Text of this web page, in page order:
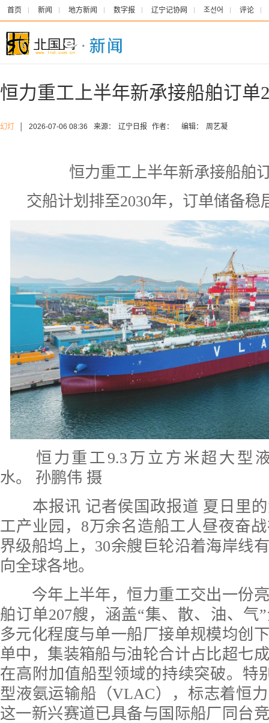
首页 新闻 地方新闻 数字报 辽宁记协网 조선어 评论
恒力重工上半年新承接船舶订单
幻灯 2026-07-06 08:36 来源： 辽宁日报 作者： 编辑： 周艺凝
恒力重工上半年新承接船舶
交船计划排至2030年，订单储备稳
恒力重工9.3万立方米超大型
水。 孙鹏伟 摄
本报讯 记者侯国政报道 夏日里的
工产业园，8万余名造船工人昼夜奋
界级船坞上，30余艘巨轮沿着海岸线
向全球各地。
今年上半年，恒力重工交出一份亮
舶订单207艘，涵盖“集、散、油、气
多元化程度与单一船厂接单规模均创
单中，集装箱船与油轮合计占比超七
在高附加值船型领域的持续突破。特
型液氨运输船（VLAC），标志着恒
这一新兴赛道已具备与国际船厂同台